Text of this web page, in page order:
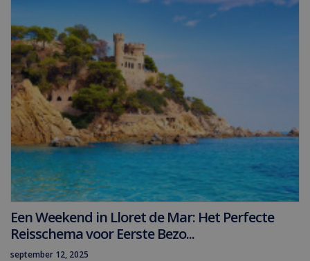
Een Weekend in Lloret de Mar: Het Perfecte
Reisschema voor Eerste Bezo...
september 12, 2025